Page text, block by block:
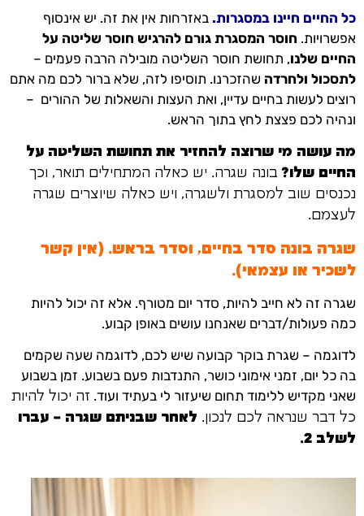
כל החיים חיינו במסגרות. באזרחות אין את זה. יש אינסוף
אפשרויות. חוסר המסגרת גורם להרגיש חוסר שליטה על
החיים שלנו, תחושת חוסר השליטה מובילה הרבה פעמים –
לתסכול ולחרדה שהזכרנו. תוסיפו לזה, שלא ברור לכם מה אתם
רוצים לעשות בחיים עדיין, ואת העצות והשאלות של ההורים –
ונהיה לכם פצצת לחץ בתוך הראש.
מה עושה מי שרוצה להחזיר את תחושת השליטה על
החיים שלו? בונה שגרה. יש כאלה המתחילים תואר, וכך
נכנסים שוב למסגרת ולשגרה, ויש כאלה שיוצרים שגרה
לעצמם.
שגרה בונה סדר בחיים, וסדר בראש. (אין קשר
לשכיר או עצמאי).
שגרה זה לא חייב להיות, סדר יום מטורף. אלא זה יכול להיות
כמה פעולות/דברים שאנחנו עושים באופן קבוע.
לדוגמה – שגרת בוקר קבועה שיש לכם, לדוגמה שעה שקמים
בה כל יום, זמני אימוני כושר, התנדבות פעם בשבוע. זמן בשבוע
שאני מקדיש ללימוד תחום שיעזור לי בעתיד ועוד. זה יכול להיות
כל דבר שנראה לכם לנכון. לאחר שבניתם שגרה – עברו
לשלב 2.